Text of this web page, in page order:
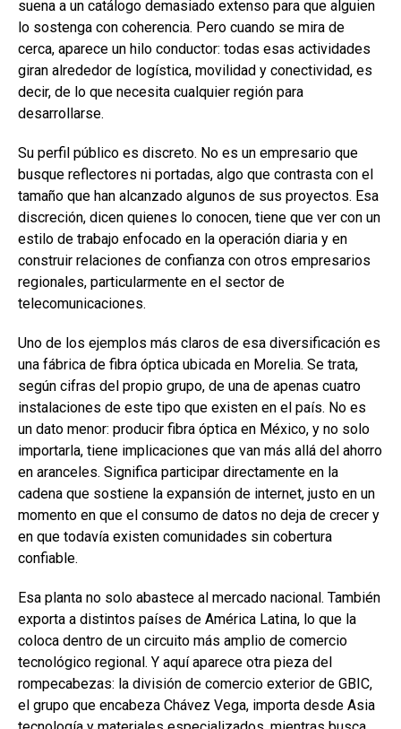
suena a un catálogo demasiado extenso para que alguien
lo sostenga con coherencia. Pero cuando se mira de
cerca, aparece un hilo conductor: todas esas actividades
giran alrededor de logística, movilidad y conectividad, es
decir, de lo que necesita cualquier región para
desarrollarse.
Su perfil público es discreto. No es un empresario que
busque reflectores ni portadas, algo que contrasta con el
tamaño que han alcanzado algunos de sus proyectos. Esa
discreción, dicen quienes lo conocen, tiene que ver con un
estilo de trabajo enfocado en la operación diaria y en
construir relaciones de confianza con otros empresarios
regionales, particularmente en el sector de
telecomunicaciones.
Uno de los ejemplos más claros de esa diversificación es
una fábrica de fibra óptica ubicada en Morelia. Se trata,
según cifras del propio grupo, de una de apenas cuatro
instalaciones de este tipo que existen en el país. No es
un dato menor: producir fibra óptica en México, y no solo
importarla, tiene implicaciones que van más allá del ahorro
en aranceles. Significa participar directamente en la
cadena que sostiene la expansión de internet, justo en un
momento en que el consumo de datos no deja de crecer y
en que todavía existen comunidades sin cobertura
confiable.
Esa planta no solo abastece al mercado nacional. También
exporta a distintos países de América Latina, lo que la
coloca dentro de un circuito más amplio de comercio
tecnológico regional. Y aquí aparece otra pieza del
rompecabezas: la división de comercio exterior de GBIC,
el grupo que encabeza Chávez Vega, importa desde Asia